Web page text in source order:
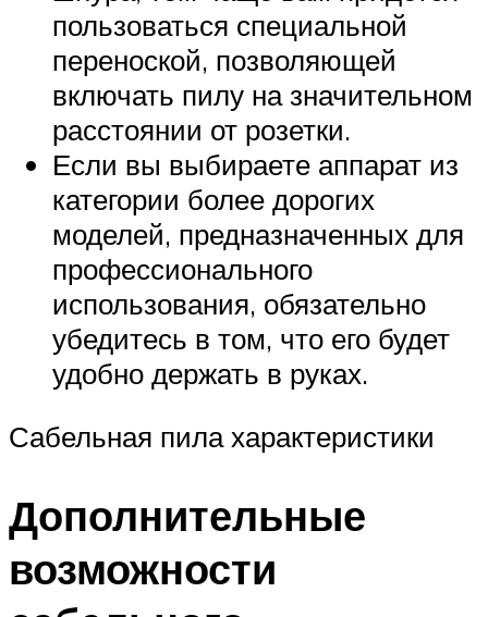
пользоваться специальной
переноской, позволяющей
включать пилу на значительном
расстоянии от розетки.
Если вы выбираете аппарат из
категории более дорогих
моделей, предназначенных для
профессионального
использования, обязательно
убедитесь в том, что его будет
удобно держать в руках.
Сабельная пила характеристики
Дополнительные
возможности